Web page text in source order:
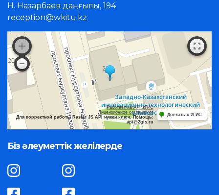
Н. Назарбаев даңғылы, 194
reception@wkitu.kz
Работает на API 2ГИС
Лицензионное соглашение
Для корректной работы Raster JS API нужен ключ. Помощь:
api@2gis.ru
Доехать с 2ГИС
Біз әлеуметтік желілерде